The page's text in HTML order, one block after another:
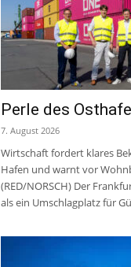
Perle des
7. August 2026
Wirtschaft fordert klares
Hafen und warnt vor
(RED/NORSCH) Der
als ein Umschlagplatz für